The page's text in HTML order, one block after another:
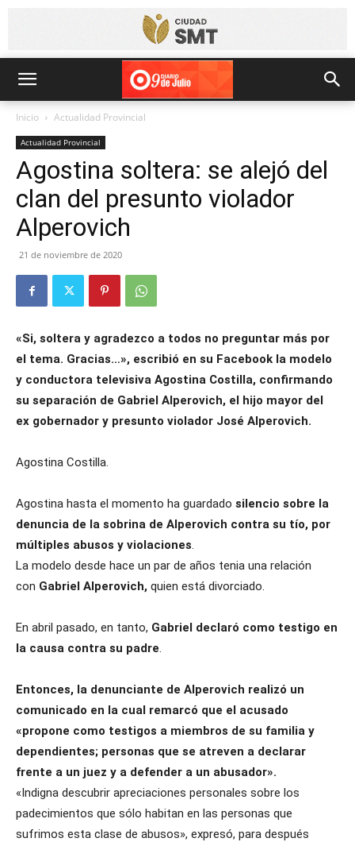
Inicio Actualidad Provincial
Actualidad Provincial
Agostina soltera: se alejó del
clan del presunto violador
Alperovich
21 de noviembre de 2020
«Si, soltera y agradezco a todos no preguntar más por
el tema. Gracias…», escribió en su Facebook la modelo
y conductora televisiva Agostina Costilla, confirmando
su separación de Gabriel Alperovich, el hijo mayor del
ex gobernador y presunto violador José Alperovich.
Agostina Costilla.
Agostina hasta el momento ha guardado silencio sobre la
denuncia de la sobrina de Alperovich contra su tío, por
múltiples abusos y violaciones.
La modelo desde hace un par de años tenia una relación
con Gabriel Alperovich, quien está divorciado.
En abril pasado, en tanto, Gabriel declaró como testigo en
la causa contra su padre.
Entonces, la denunciante de Alperovich realizó un
comunicado en la cual remarcó que el acusado
«propone como testigos a miembros de su familia y
dependientes; personas que se atreven a declarar
frente a un juez y a defender a un abusador».
«Indigna descubrir apreciaciones personales sobre los
padecimientos que sólo habitan en las personas que
sufrimos esta clase de abusos», expresó, para después